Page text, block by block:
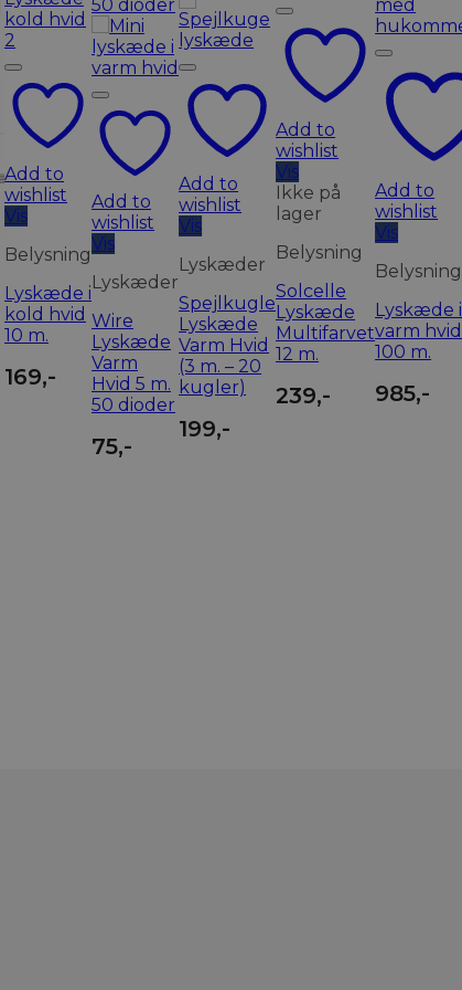
Add to
wishlist
Vis
Belysning
Lyskæde i
kold hvid
10 m.
169,-
Add to
wishlist
Vis
Lyskæder
Wire
Lyskæde
Varm
Hvid 5 m.
50 dioder
75,-
Add to
wishlist
Vis
Lyskæder
Spejlkugle
Lyskæde
Varm Hvid
(3 m. – 20
kugler)
199,-
Add to
wishlist
Vis
Ikke på
lager
Belysning
Solcelle
Lyskæde
Multifarvet
12 m.
239,-
Add to
wishlist
Vis
Belysning
Lyskæde i
varm hvid
100 m.
985,-